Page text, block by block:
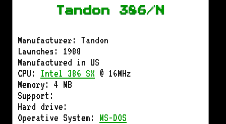
Tandon 386/N
Manufacturer: Tandon
Launches: 1988
Manufactured in US
CPU: Intel 386 SX @ 16MHz
Memory: 4 MB
Support:
Hard drive:
Operative System: MS-DOS